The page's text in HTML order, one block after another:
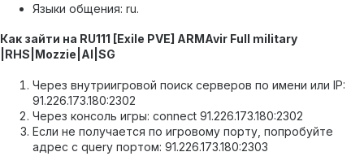
Языки общения: ru.
Как зайти на RU111 [Exile PVE] ARMAvir Full military
|RHS|Mozzie|AI|SG
Через внутриигровой поиск серверов по имени или IP:
91.226.173.180:2302
Через консоль игры: connect 91.226.173.180:2302
Если не получается по игровому порту, попробуйте
адрес с query портом: 91.226.173.180:2303